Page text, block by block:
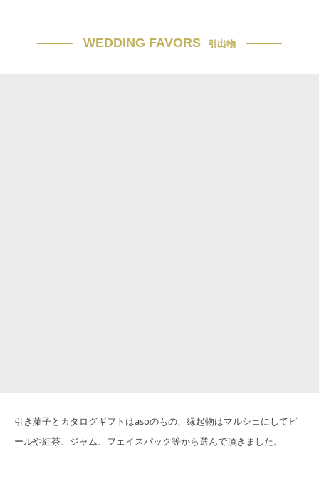
WEDDING FAVORS 引出物
引き菓子とカタログギフトはasoのもの、縁起物はマルシェにしてビ
ールや紅茶、ジャム、フェイスパック等から選んで頂きました。